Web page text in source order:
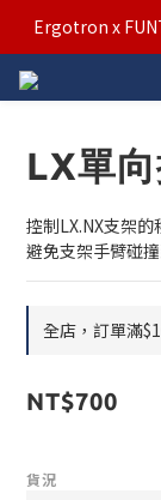
汰舊/升級補助
Ergotron x
汰舊/升級補助優
LX單
控制LX.NX支架的
避免支架手臂碰
全店，訂單滿
NT$700
貨況